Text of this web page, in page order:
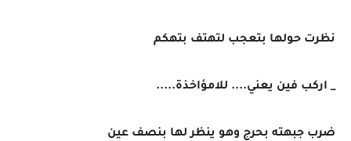
نظرت حولها بتعجب لتهتف بتهكم
_ اركب فين يعني.... للامؤاخذة.....
ضرب جبهته بحرج وهو ينظر لها بنصف عين